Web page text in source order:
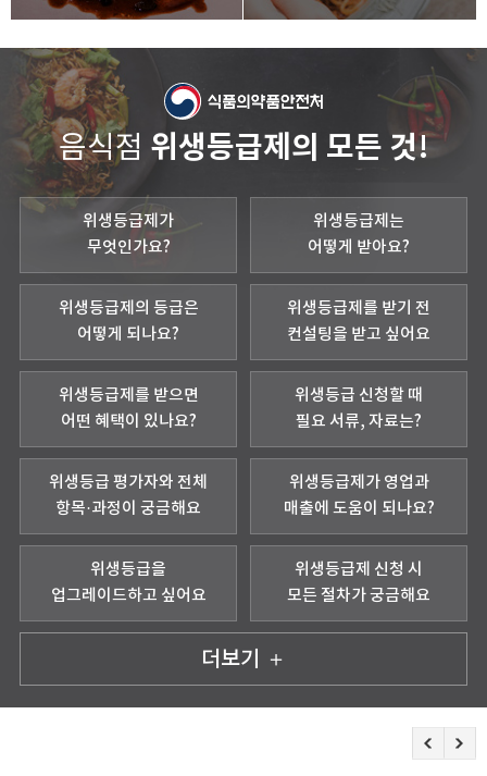
음식점 위생등급제의 모든 것!
위생등급제가
무엇인가요?
위생등급제는
어떻게 받아요?
위생등급제의 등급은
어떻게 되나요?
위생등급제를 받기 전
컨설팅을 받고 싶어요
위생등급제를 받으면
어떤 혜택이 있나요?
위생등급 신청할 때
필요 서류, 자료는?
위생등급 평가자와 전체
항목·과정이 궁금해요
위생등급제가 영업과
매출에 도움이 되나요?
위생등급을
업그레이드하고 싶어요
위생등급제 신청 시
모든 절차가 궁금해요
더보기 ＋